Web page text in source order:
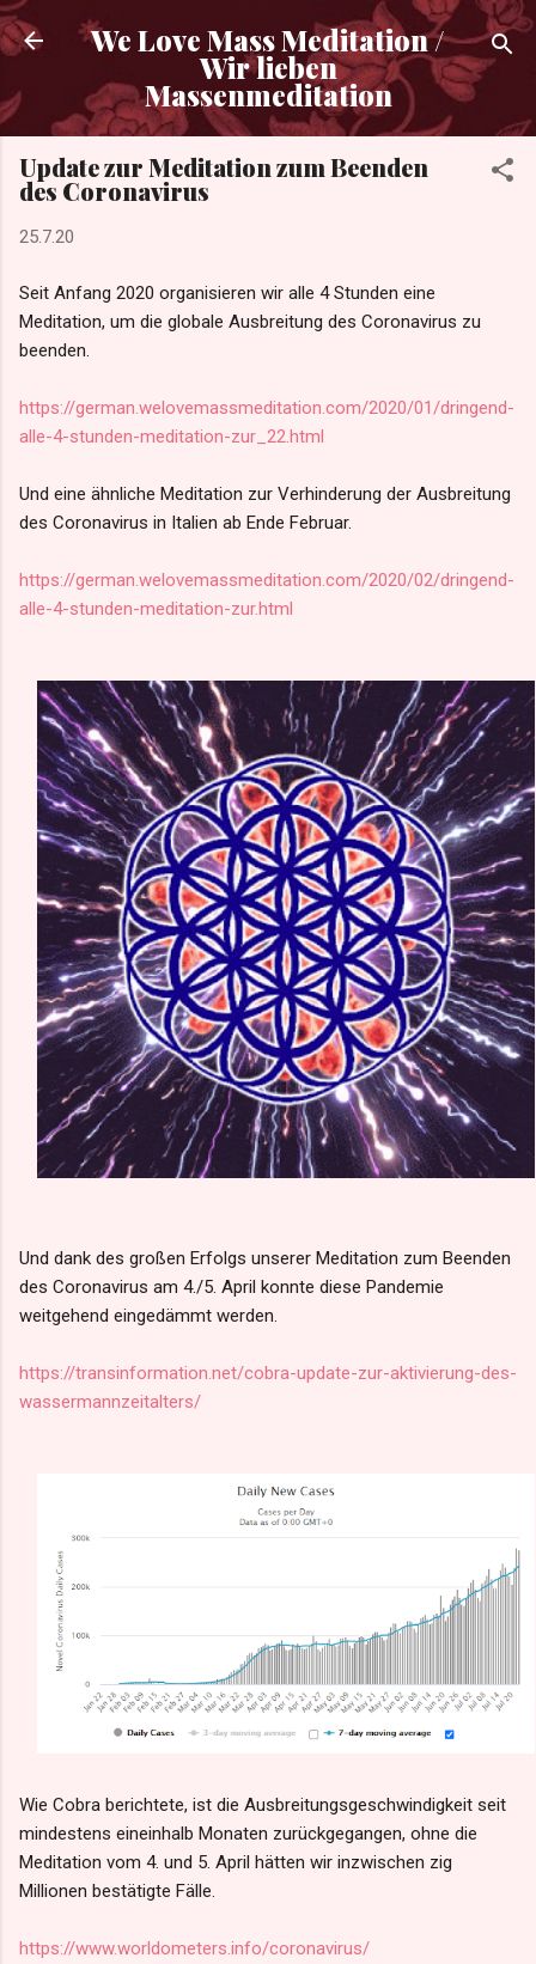
Direkt zum Hauptbereich
We Love Mass Meditation /
Wir lieben
Massenmeditation
Update zur Meditation zum Beenden
des Coronavirus
25.7.20
Seit Anfang 2020 organisieren wir alle 4 Stunden eine
Meditation, um die globale Ausbreitung des Coronavirus zu
beenden.
https://german.welovemassmeditation.com/2020/01/dringend-
alle-4-stunden-meditation-zur_22.html
Und eine ähnliche Meditation zur Verhinderung der Ausbreitung
des Coronavirus in Italien ab Ende Februar.
https://german.welovemassmeditation.com/2020/02/dringend-
alle-4-stunden-meditation-zur.html
Und dank des großen Erfolgs unserer Meditation zum Beenden
des Coronavirus am 4./5. April konnte diese Pandemie
weitgehend eingedämmt werden.
https://transinformation.net/cobra-update-zur-aktivierung-des-
wassermannzeitalters/
Wie Cobra berichtete, ist die Ausbreitungsgeschwindigkeit seit
mindestens eineinhalb Monaten zurückgegangen, ohne die
Meditation vom 4. und 5. April hätten wir inzwischen zig
Millionen bestätigte Fälle.
https://www.worldometers.info/coronavirus/